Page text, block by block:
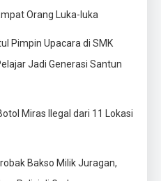
Orang Luka-luka
Pimpin Upacara di SMK
Jadi Generasi Santun
Miras Ilegal dari 11 Lokasi
Bakso Milik Juragan,